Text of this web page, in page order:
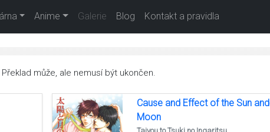
Anime Galerie Blog Kontakt a pravidla
Překlad může, ale nemusí být ukončen.
Cause and Effect of the Sun and
Moon